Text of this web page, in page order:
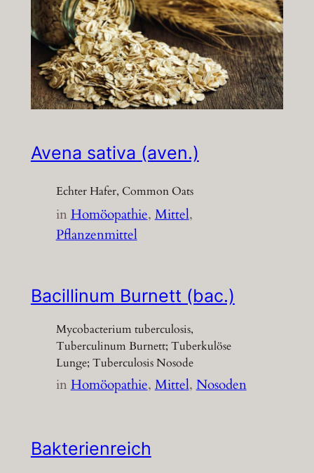
Avena sativa (aven.)
Echter Hafer, Common Oats
inHomöopathie, Mittel
Pflanzenmittel
Bacillinum Burnett (bac.)
Mycobacterium tuberculosis,
Tuberculinum Burnett; Tuberkulöse
Lunge; Tuberculosis Nosode
inHomöopathie, Mittel, Nosoden
Bakterienreich